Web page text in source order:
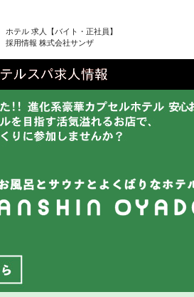
ホテル 求人【バイト・正社員】
採用情報 株式会社サンザ